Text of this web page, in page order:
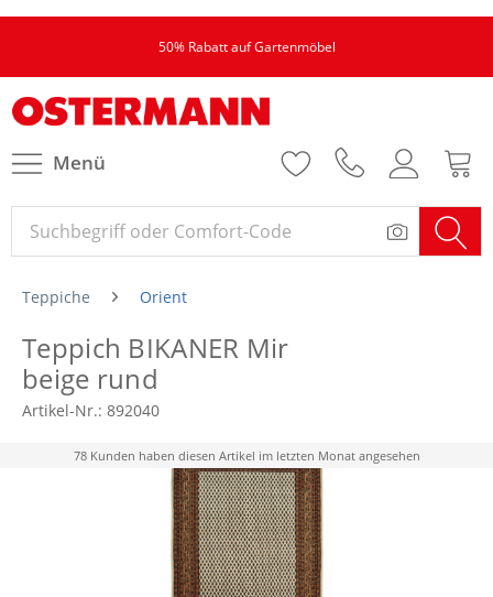
50% Rabatt auf Gartenmöbel
Menü
Teppiche Orient
Teppich BIKANER Mir
beige rund
Artikel-Nr.: 892040
78 Kunden haben diesen Artikel im letzten Monat angesehen